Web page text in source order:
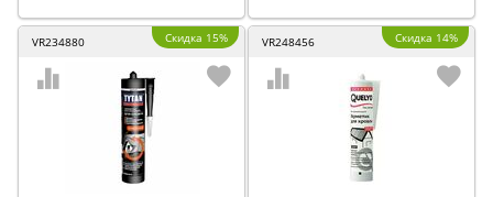
VR234880 Скидка 15% VR248456 Скидка 14%